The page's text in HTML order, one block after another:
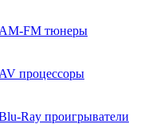
FM тюнеры
процессоры
Ray проигрыватели